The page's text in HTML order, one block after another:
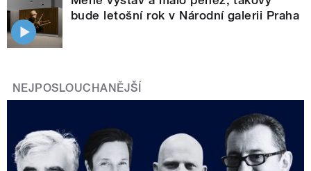
bude letošní rok v Národní galerii Praha
NEJPOSLOUCHANĚJŠÍ